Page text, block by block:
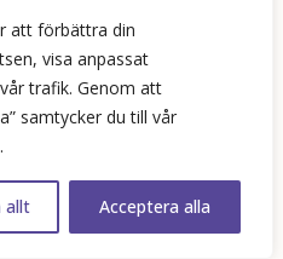
att förbättra din
visa anpassat
trafik. Genom att
samtycker du till vår
allt Acceptera alla